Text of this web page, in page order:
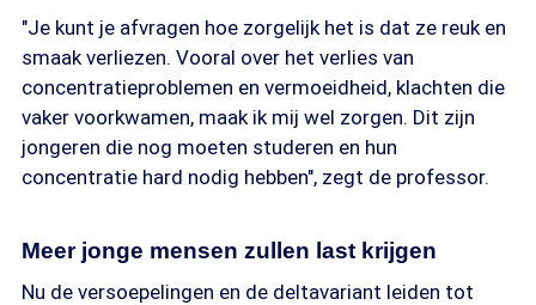
"Je kunt je afvragen hoe zorgelijk het is dat ze reuk en
smaak verliezen. Vooral over het verlies van
concentratieproblemen en vermoeidheid, klachten die
vaker voorkwamen, maak ik mij wel zorgen. Dit zijn
jongeren die nog moeten studeren en hun
concentratie hard nodig hebben", zegt de professor.
Meer jonge mensen zullen last krijgen
Nu de versoepelingen en de deltavariant leiden tot